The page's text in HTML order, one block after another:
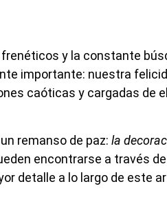
y la constante
importante: nuestra
caóticas y cargadas de
remanso de paz: la
encontrarse a través
detalle a lo largo de este